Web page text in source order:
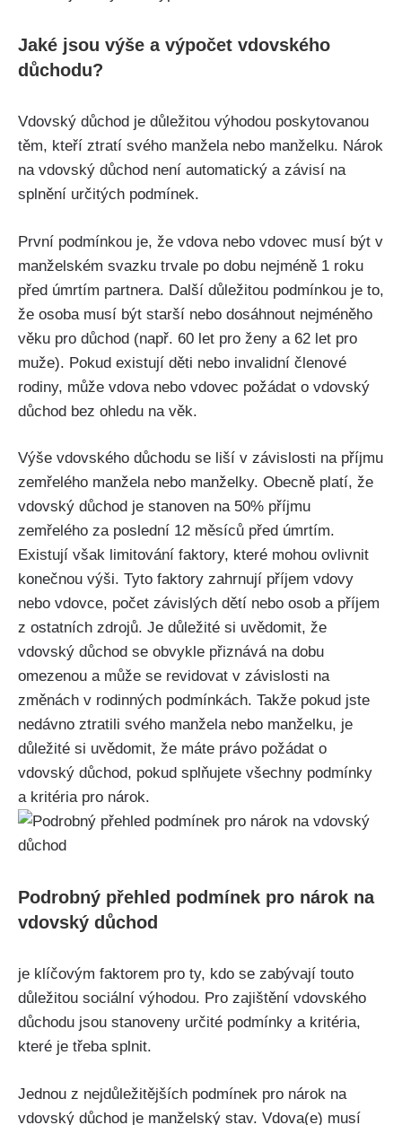
Jaké jsou výše a výpočet vdovského
důchodu?
Vdovský důchod je důležitou výhodou poskytovanou
těm, kteří ztratí svého manžela nebo manželku. Nárok
na vdovský důchod není automatický a závisí na
splnění určitých podmínek.
První podmínkou je, že vdova nebo vdovec musí být v
manželském svazku trvale po dobu nejméně 1 roku
před úmrtím partnera. Další důležitou podmínkou je to,
že osoba musí být starší nebo dosáhnout nejméněho
věku pro důchod (např. 60 let pro ženy a 62 let pro
muže). Pokud existují děti nebo invalidní členové
rodiny, může vdova nebo vdovec požádat o vdovský
důchod bez ohledu na věk.
Výše vdovského důchodu se liší v závislosti na příjmu
zemřelého manžela nebo manželky. Obecně platí, že
vdovský důchod je stanoven na 50% příjmu
zemřelého za poslední 12 měsíců před úmrtím.
Existují však limitování faktory, které mohou ovlivnit
konečnou výši. Tyto faktory zahrnují příjem vdovy
nebo vdovce, počet závislých dětí nebo osob a příjem
z ostatních zdrojů. Je důležité si uvědomit, že
vdovský důchod se obvykle přiznává na dobu
omezenou a může se revidovat v závislosti na
změnách v rodinných podmínkách. Takže pokud jste
nedávno ztratili svého manžela nebo manželku, je
důležité si uvědomit, že máte právo požádat o
vdovský důchod, pokud splňujete všechny podmínky
a kritéria pro nárok.
Podrobný přehled podmínek pro nárok na
vdovský důchod
je klíčovým faktorem pro ty, kdo se zabývají touto
důležitou sociální výhodou. Pro zajištění vdovského
důchodu jsou stanoveny určité podmínky a kritéria,
které je třeba splnit.
Jednou z nejdůležitějších podmínek pro nárok na
vdovský důchod je manželský stav. Vdova(e) musí